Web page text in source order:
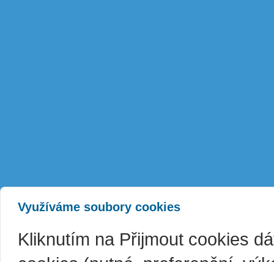
Využíváme soubory cookies
Kliknutím na Přijmout cookies